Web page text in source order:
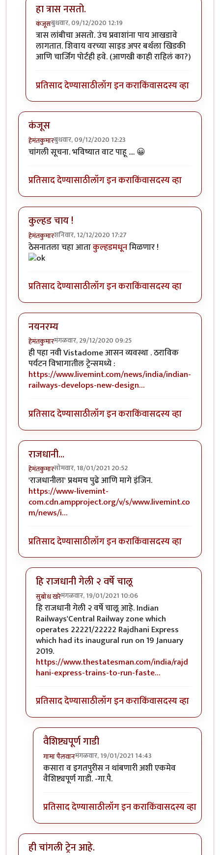
हा त्रास नसतो.
कंजूसबुधवार, 09/12/2020 12:19
In reply toSL बर्थ सुखकारक !byहेमंतकुमार
त्रास लांबीचा असतो. उंच प्रवाशांना पाय आखडावे
लागतात. शिवाय वरच्या साइड अपर बर्थला खिडकी
आणि चार्जिंग पोर्टही हवे. (आणखी काही राहिलं का?)
प्रतिसाद देण्यासाठीलॉग इन कराकिंवासदस्य व्हा
कंजूस
हेमंतकुमारबुधवार, 09/12/2020 12:23
चांगली सूचना. भविष्यात वाट पाहू .... 😀
प्रतिसाद देण्यासाठीलॉग इन कराकिंवासदस्य व्हा
कुल्हड चाय !
हेमंतकुमारशनिवार, 12/12/2020 17:27
ठेसनातला चहा आताकुल्हडमधूनमिळणार !
प्रतिसाद देण्यासाठीलॉग इन कराकिंवासदस्य व्हा
नयनरम्य
हेमंतकुमारमंगळवार, 29/12/2020 09:25
ही पहा नवी Vistadome आसन व्यवस्था . ठराविक
पर्यटन विभागातील ट्रेन्समध्ये :
https://www.livemint.com/news/india/indian-
railways-develops-new-design…
प्रतिसाद देण्यासाठीलॉग इन कराकिंवासदस्य व्हा
राजधानी...
हेमंतकुमारसोमवार, 18/01/2021 20:52
'राजधानीला' प्रथमच पुढे आणि मागे इंजिन.
https://www-livemint-
com.cdn.ampproject.org/v/s/www.livemint.co
m/news/i…
प्रतिसाद देण्यासाठीलॉग इन कराकिंवासदस्य व्हा
हि राजधानी गेली २ वर्षे चालू
सुबोध खरेमंगळवार, 19/01/2021 10:06
In reply toराजधानी...byहेमंतकुमार
हि राजधानी गेली २ वर्षे चालू आहे. Indian
Railways'Central Railway zone which
operates 22221/22222 Rajdhani Express
which had its inaugural run on 19 January
2019.
https://www.thestatesman.com/india/rajd
hani-express-trains-to-run-faste…
प्रतिसाद देण्यासाठीलॉग इन कराकिंवासदस्य व्हा
वैशिष्ट्यपूर्ण गाडी
गामा पैलवानमंगळवार, 19/01/2021 14:43
In reply toहि राजधानी गेली २ वर्षे चालूby
कसारा व इगतपुरीस न थांबणारी अशी एकमेव
वैशिष्ट्यपूर्ण गाडी. -गा.पै.
प्रतिसाद देण्यासाठीलॉग इन कराकिंवासदस्य व्हा
ही चांगली ट्रेन आहे.